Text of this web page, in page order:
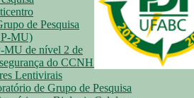
de Pesquisa
MU)
MU de nível 2 de
do CCNH para
Lentivirais
de Grupo de Pesquisa